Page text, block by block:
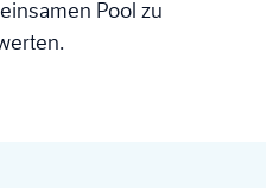
Pool zu